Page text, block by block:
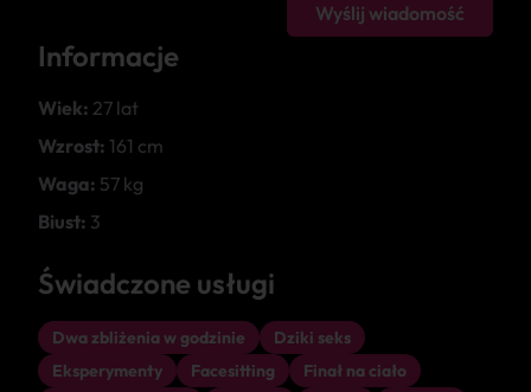
Wyślij wiadomość
Informacje
Wiek: 27 lat
Wzrost: 161 cm
Waga: 57 kg
Biust: 3
Świadczone usługi
Dwa zbliżenia w godzinie
Dziki seks
Eksperymenty
Facesitting
Finał na ciało